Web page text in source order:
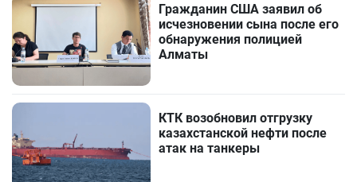
Гражданин США заявил об
исчезновении сына после его
обнаружения полицией
Алматы
КТК возобновил отгрузку
казахстанской нефти после
атак на танкеры